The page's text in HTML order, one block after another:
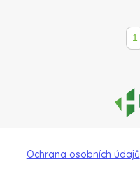
1
Ochrana osobních údajů